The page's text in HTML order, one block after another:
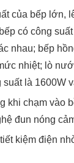
của bếp lớn,
có công
nhau; bếp
nhiệt; lò
là 1600W
khi chạm vào
đun nóng
kiệm điện